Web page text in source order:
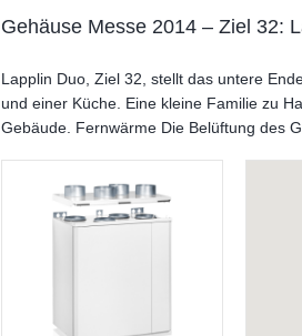
Gehäuse Messe 2014 – Ziel 32:
Lapplin Duo, Ziel 32, stellt das untere
und einer Küche. Eine kleine Familie zu
Gebäude. Fernwärme Die Belüftung des